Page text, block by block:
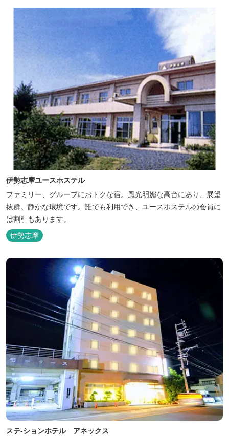
も楽しみのひとつです。 また、日帰りプランでは、クラフト体験工
伊勢志摩ユースホステル
ファミリー、グループにおトクな宿。風光明媚な高台にあり、展望
抜群。静かな環境です。誰でも利用でき、ユースホステルの会員に
は割引もあります。
伊勢志摩
ステ-ションホテル アネックス